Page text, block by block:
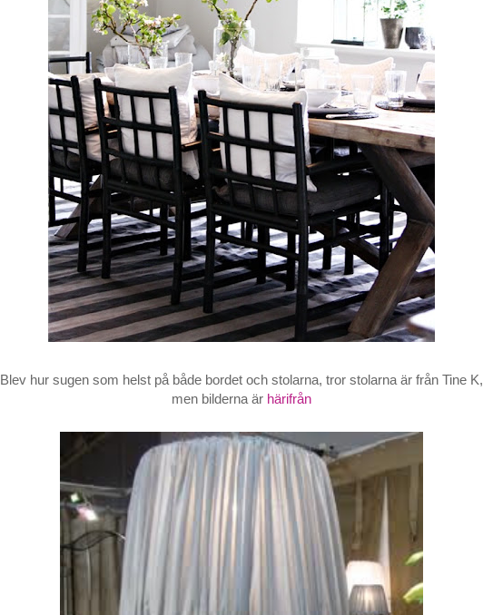
Blev hur sugen som helst på både bordet och stolarna, tror stolarna är från Tine K,
men bilderna är härifrån